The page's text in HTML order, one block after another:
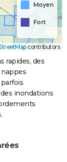
Moyen
Fort
contributors
rapides, des
nappes
inondations